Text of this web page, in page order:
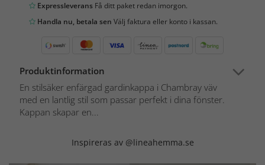
Expressleverans Få ditt paket redan imorgon.
Handla nu, betala sen Välj faktura eller konto i kassan.
Produktinformation
En stilsäker enfärgad gardinkappa i Chambray väv
med en lantlig stil som passar perfekt i dina fönster.
Kappan skapar en...
Inspireras av @lineahemma.se